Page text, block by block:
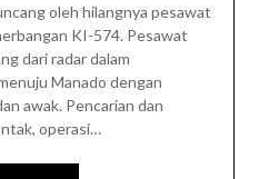
oleh hilangnya pesawat
KI-574. Pesawat
dari radar dalam
Manado dengan
awak. Pencarian dan
operasi…